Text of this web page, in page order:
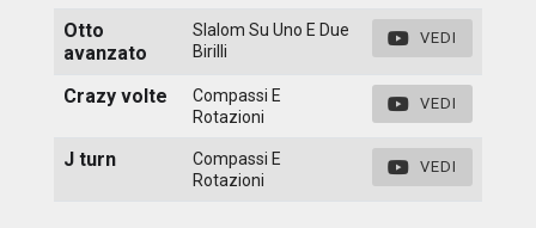
Otto
avanzato
Slalom Su Uno E Due
Birilli
VEDI
Crazy volte
Compassi E
Rotazioni
VEDI
J turn
Compassi E
Rotazioni
VEDI